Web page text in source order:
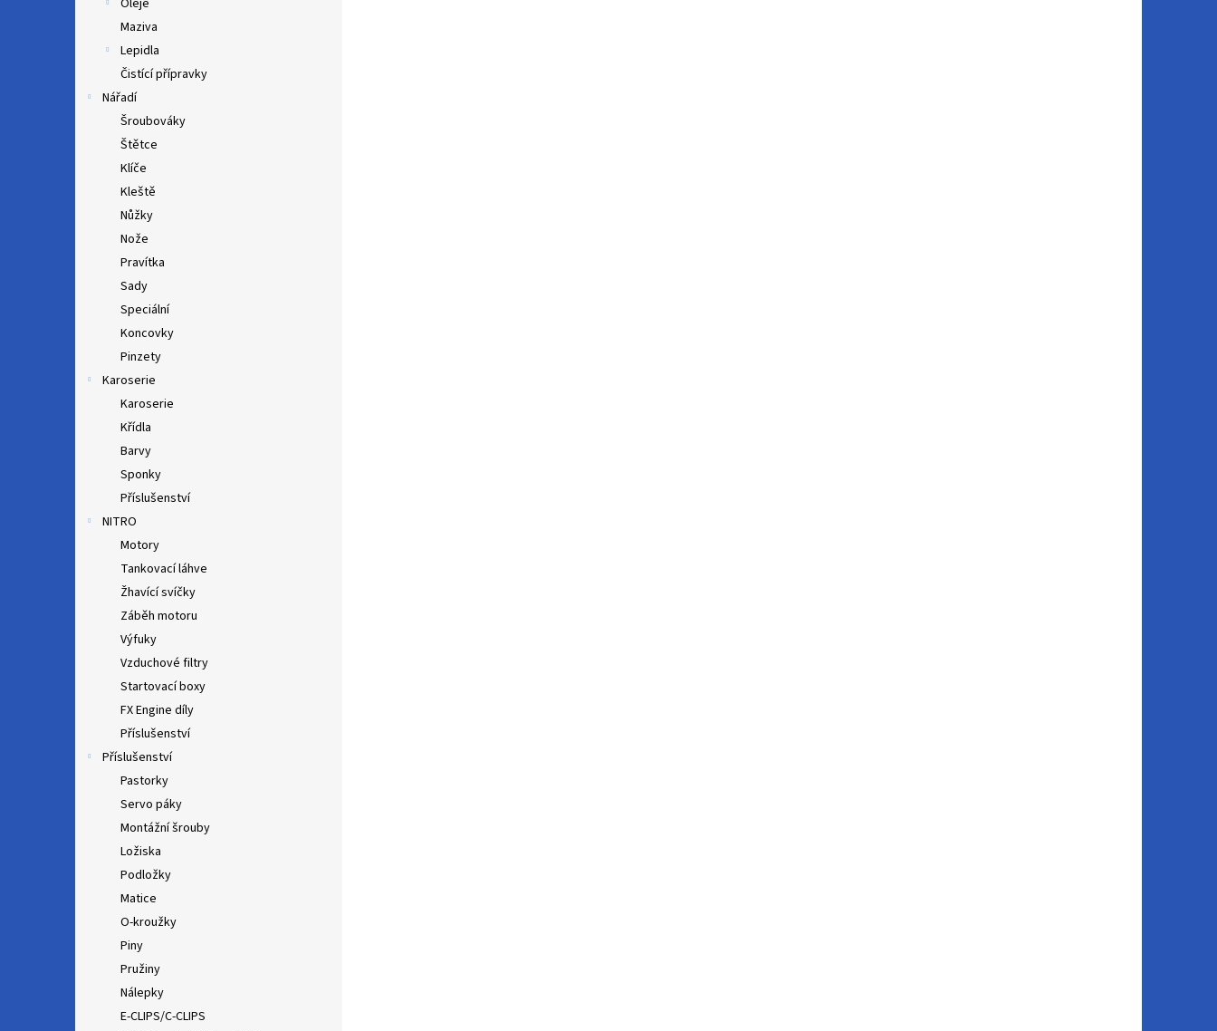
Oleje
Maziva
Lepidla
Čistící přípravky
Nářadí
Šroubováky
Štětce
Klíče
Kleště
Nůžky
Nože
Pravítka
Sady
Speciální
Koncovky
Pinzety
Karoserie
Karoserie
Křídla
Barvy
Sponky
Příslušenství
NITRO
Motory
Tankovací láhve
Žhavící svíčky
Záběh motoru
Výfuky
Vzduchové filtry
Startovací boxy
FX Engine díly
Příslušenství
Příslušenství
Pastorky
Servo páky
Montážní šrouby
Ložiska
Podložky
Matice
O-kroužky
Piny
Pružiny
Nálepky
E-CLIPS/C-CLIPS